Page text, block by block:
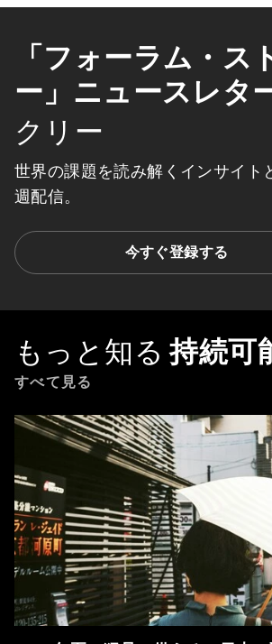
「フォーラム・ス
ー」ニュースレタ
クリー
世界の課題を読み解くインサイト
週配信。
今すぐ登録する
もっと知る 持続可
すべて見る